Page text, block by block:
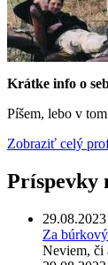
Krátke info o
Píšem, lebo v
Zobraziť celý
Príspevky
Za
Neviem, či